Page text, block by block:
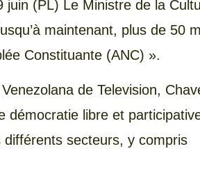
juin (PL) Le Ministre de la
maintenant, plus de 50
Constituante (ANC) ».
de Television,
démocratie libre et
secteurs, y compris